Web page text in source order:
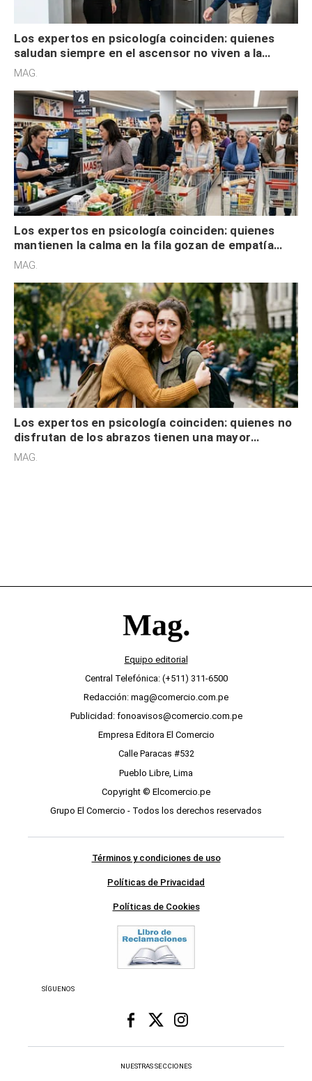
Los expertos en psicología coinciden: quienes
saludan siempre en el ascensor no viven a la
defensiva y tienen apertura social
MAG.
Los expertos en psicología coinciden: quienes
mantienen la calma en la fila gozan de empatía
cognitiva, gratitud y no solo tienen autocontrol
MAG.
Los expertos en psicología coinciden: quienes no
disfrutan de los abrazos tienen una mayor
sensibilidad a los estímulos físicos y no es por
MAG.
Equipo editorial
Central Telefónica: (+511) 311-6500
Redacción: mag@comercio.com.pe
Publicidad: fonoavisos@comercio.com.pe
Empresa Editora El Comercio
Calle Paracas #532
Pueblo Libre, Lima
Copyright © Elcomercio.pe
Grupo El Comercio - Todos los derechos reservados
Términos y condiciones de uso
Políticas de Privacidad
Políticas de Cookies
SÍGUENOS
NUESTRAS SECCIONES